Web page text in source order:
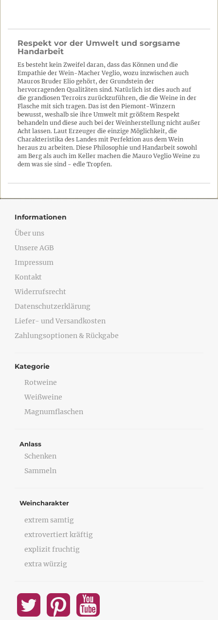
Respekt vor der Umwelt und sorgsame
Handarbeit
Es besteht kein Zweifel daran, dass das Können und die
Empathie der Wein-Macher Veglio, wozu inzwischen auch
Mauros Bruder Elio gehört, der Grundstein der
hervorragenden Qualitäten sind. Natürlich ist dies auch auf
die grandiosen Terroirs zurückzuführen, die die Weine in der
Flasche mit sich tragen. Das ist den Piemont-Winzern
bewusst, weshalb sie ihre Umwelt mit größtem Respekt
behandeln und diese auch bei der Weinherstellung nicht außer
Acht lassen. Laut Erzeuger die einzige Möglichkeit, die
Charakteristika des Landes mit Perfektion aus dem Wein
heraus zu arbeiten. Diese Philosophie und Handarbeit sowohl
am Berg als auch im Keller machen die Mauro Veglio Weine zu
dem was sie sind - edle Tropfen.
Informationen
Über uns
Unsere AGB
Impressum
Kontakt
Widerrufsrecht
Datenschutzerklärung
Liefer- und Versandkosten
Zahlungsoptionen & Rückgabe
Kategorie
Rotweine
Weißweine
Magnumflaschen
Anlass
Schenken
Sammeln
Weincharakter
extrem samtig
extrovertiert kräftig
explizit fruchtig
extra würzig